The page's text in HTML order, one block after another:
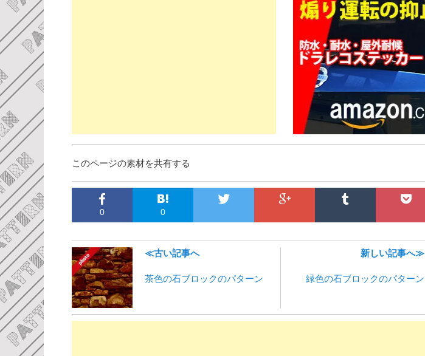
このページの素材を共有する
0 0
≪古い記事へ
茶色の石ブロックのパターン
新しい記事へ≫
緑色の石ブロックのパターン